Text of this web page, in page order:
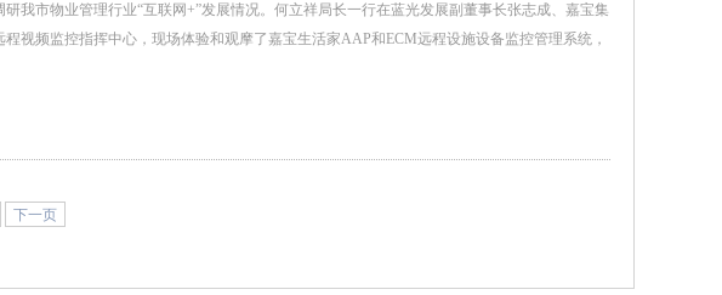
我市物业管理行业“互联网+”发展情况。何立祥局长一行在蓝光发展副董事长张志成、嘉宝集
视频监控指挥中心，现场体验和观摩了嘉宝生活家AAP和ECM远程设施设备监控管理系统，
下一页